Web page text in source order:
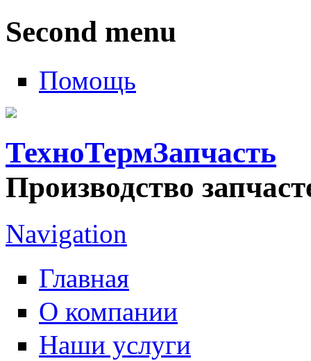
Second menu
Помощь
ТехноТермЗапчасть
Производство
Navigation
Главная
О компании
Наши услуги